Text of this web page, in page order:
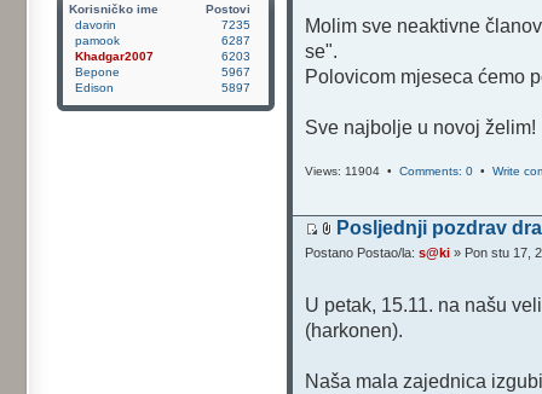
Korisničko ime
Postovi
davorin
7235
pamook
6287
Khadgar2007
6203
Bepone
5967
Edison
5897
Molim sve neaktivne
se".
Polovicom mjeseca ćemo
Sve najbolje u novoj želim!
Views: 11904 • Comments: 0 • Write
Posljednji pozdrav
Postano Postao/la: s@ki » Pon stu 17,
U petak, 15.11. na našu
(harkonen).
Naša mala zajednica